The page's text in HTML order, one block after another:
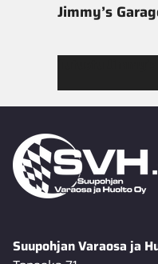
Jimmy’s
Suupohjan Varaosa ja